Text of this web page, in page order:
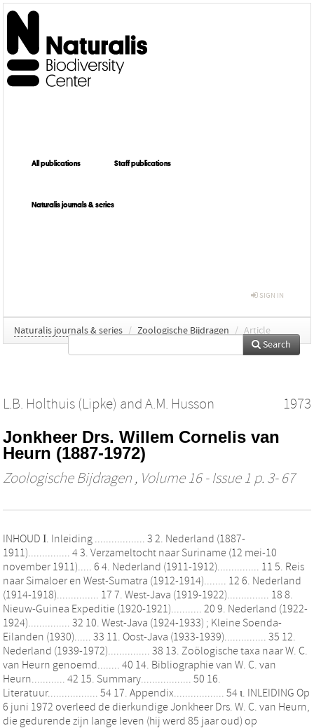
All publications Staff publications
Naturalis journals & series
SIGN IN
Naturalis journals & series / Zoologische Bijdragen / Article
Search
L.B. Holthuis (Lipke) and A.M. Husson 1973
Jonkheer Drs. Willem Cornelis van
Heurn (1887-1972)
Zoologische Bijdragen , Volume 16 - Issue 1 p. 3- 67
INHOUD Ι. Inleiding .................. 3 2. Nederland (1887-
1911)............... 4 3. Verzameltocht naar Suriname (12 mei-10
november 1911)..... 6 4. Nederland (1911-1912)............... 11 5. Reis
naar Simaloer en West-Sumatra (1912-1914)........ 12 6. Nederland
(1914-1918)............... 17 7. West-Java (1919-1922)............... 18 8.
Nieuw-Guinea Expeditie (1920-1921)........... 20 9. Nederland (1922-
1924)............... 32 10. West-Java (1924-1933) ; Kleine Soenda-
Eilanden (1930)...... 33 11. Oost-Java (1933-1939)............... 35 12.
Nederland (1939-1972)............... 38 13. Zoölogische taxa naar W. C.
van Heurn genoemd........ 40 14. Bibliographie van W. C. van
Heurn............ 42 15. Summary.................. 50 16.
Literatuur.................. 54 17. Appendix.................. 54 ι. INLEIDING Op
6 juni 1972 overleed de dierkundige Jonkheer Drs. W. C. van Heurn,
die gedurende zijn lange leven (hij werd 85 jaar oud) op